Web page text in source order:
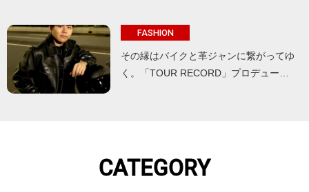
FASHION
その縁はバイクと革ジャンに繋がってゆ
く。「TOUR RECORD」プロデュー…
CATEGORY